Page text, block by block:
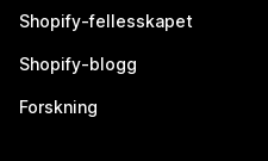
Shopify-fellesskapet
Shopify-blogg
Forskning